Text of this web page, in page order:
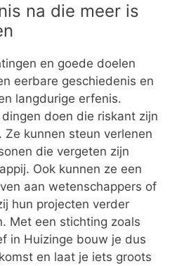
na die meer is
en goede doelen
eerbare geschiedenis en
langdurige erfenis.
doen die riskant zijn
kunnen steun verlenen
die vergeten zijn
Ook kunnen ze een
aan wetenschappers of
hun projecten verder
Met een stichting zoals
in Huizinge bouw je dus
en laat je iets groots